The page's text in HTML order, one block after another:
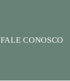
FALE CONOSCO